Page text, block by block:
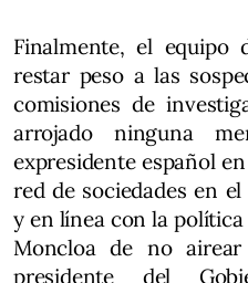
Finalmente, el equipo
restar peso a las
comisiones de
arrojado ninguna
expresidente español
red de sociedades en
y en línea con la
Moncloa de no
presidente del